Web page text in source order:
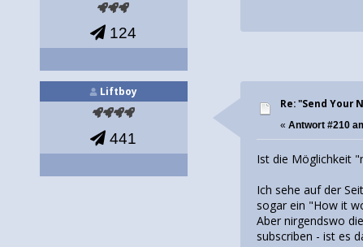
124
Liftboy
441
Re: "Send Your
«Antwort #210
Ist die Möglichkeit
Ich sehe auf der
sogar ein "How it
Aber nirgendswo
subscriben - ist es